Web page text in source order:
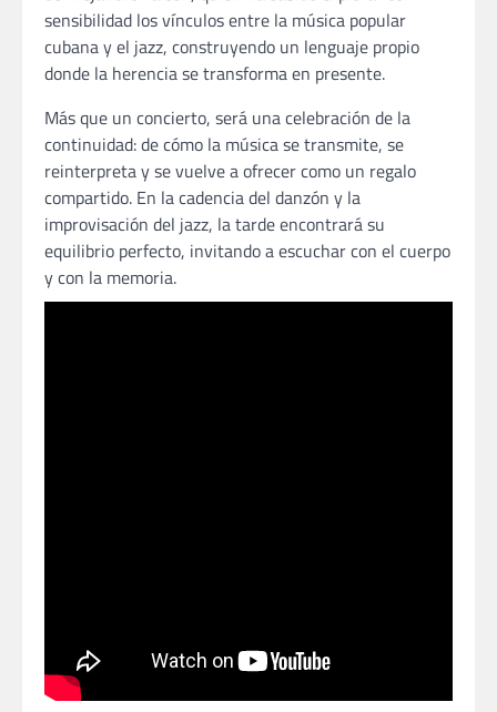
sensibilidad los vínculos entre la música popular
cubana y el jazz, construyendo un lenguaje propio
donde la herencia se transforma en presente.
Más que un concierto, será una celebración de la
continuidad: de cómo la música se transmite, se
reinterpreta y se vuelve a ofrecer como un regalo
compartido. En la cadencia del danzón y la
improvisación del jazz, la tarde encontrará su
equilibrio perfecto, invitando a escuchar con el cuerpo
y con la memoria.